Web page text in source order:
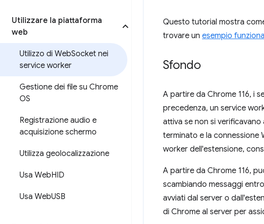
Utilizzare la piattaforma
web
Utilizzo di WebSocket nei
service worker
Gestione dei file su Chrome
OS
Registrazione audio e
acquisizione schermo
Utilizza geolocalizzazione
Usa WebHID
Usa WebUSB
Questo tutorial mostra
trovare un esempio
Sfondo
A partire da Chrome 116, i
precedenza, un service
attiva se non si
terminato e la connessione
worker dell'estensione,
A partire da Chrome 116,
scambiando messaggi
avviati dal server o
di Chrome al server per